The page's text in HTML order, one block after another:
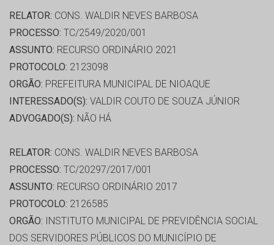
RELATOR: CONS. WALDIR NEVES BARBOSA
PROCESSO: TC/2549/2020/001
ASSUNTO: RECURSO ORDINÁRIO 2021
PROTOCOLO: 2123098
ORGÃO: PREFEITURA MUNICIPAL DE NIOAQUE
INTERESSADO(S): VALDIR COUTO DE SOUZA JÚNIOR
ADVOGADO(S): NÃO HÁ
RELATOR: CONS. WALDIR NEVES BARBOSA
PROCESSO: TC/20297/2017/001
ASSUNTO: RECURSO ORDINÁRIO 2017
PROTOCOLO: 2126585
ORGÃO: INSTITUTO MUNICIPAL DE PREVIDÊNCIA SOCIAL
DOS SERVIDORES PÚBLICOS DO MUNICÍPIO DE